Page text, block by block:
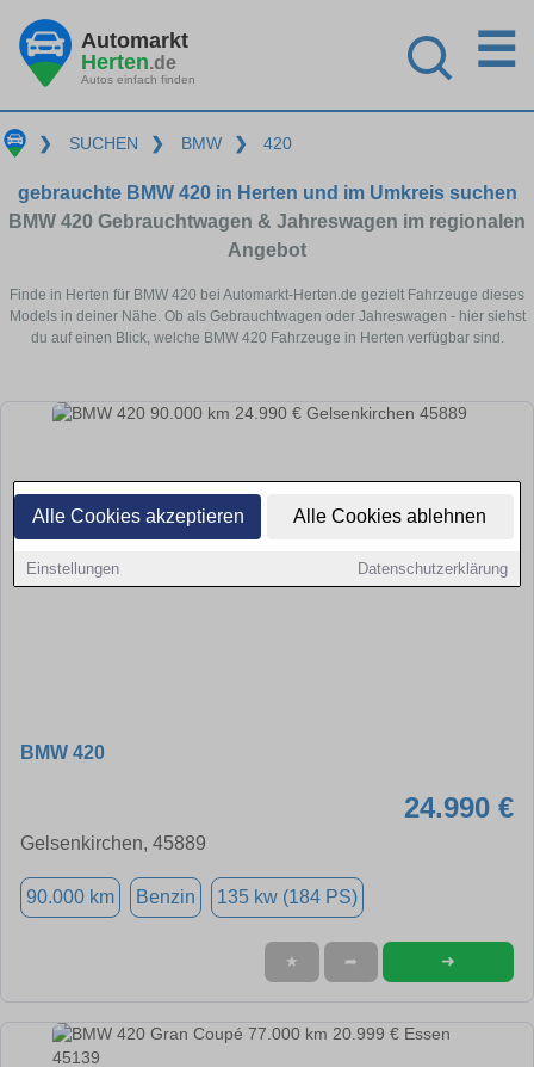
Alle Cookies akzeptieren Alle Cookies ablehnen
Einstellungen Datenschutzerklärung
Automarkt
Herten.de
Autos einfach finden
☰
❯ SUCHEN ❯ BMW ❯ 420
gebrauchte BMW 420 in Herten und im Umkreis suchen
BMW 420 Gebrauchtwagen & Jahreswagen im regionalen
Angebot
Finde in Herten für BMW 420 bei Automarkt-Herten.de gezielt Fahrzeuge dieses
Models in deiner Nähe. Ob als Gebrauchtwagen oder Jahreswagen - hier siehst
du auf einen Blick, welche BMW 420 Fahrzeuge in Herten verfügbar sind.
BMW 420
24.990 €
Gelsenkirchen, 45889
90.000 km Benzin 135 kw (184 PS)
★ ➦ ➜